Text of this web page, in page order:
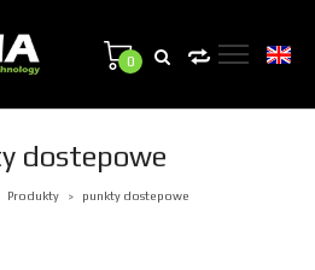
0
dostepowe
Produkty > punkty dostepowe